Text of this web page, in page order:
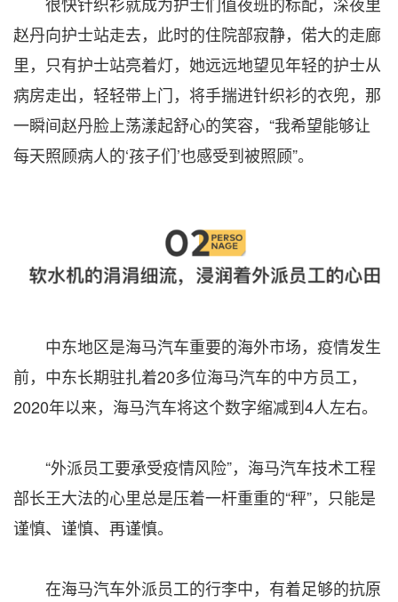
赵丹向护士站走去，此时的住院部寂静，偌大的走廊
里，只有护士站亮着灯，她远远地望见年轻的护士从
病房走出，轻轻带上门，将手揣进针织衫的衣兜，那
一瞬间赵丹脸上荡漾起舒心的笑容，“我希望能够让
每天照顾病人的‘孩子们’也感受到被照顾”。
中东地区是海马汽车重要的海外市场，疫情发生
前，中东长期驻扎着20多位海马汽车的中方员工，
2020年以来，海马汽车将这个数字缩减到4人左右。
“外派员工要承受疫情风险”，海马汽车技术工程
部长王大法的心里总是压着一杆重重的“秤”，只能是
谨慎、谨慎、再谨慎。
在海马汽车外派员工的行李中，有着足够的抗原